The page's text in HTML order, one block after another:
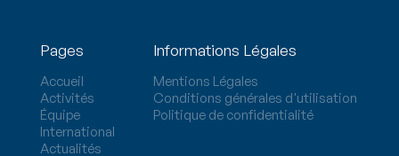
Pages
Accueil
Activités
Équipe
International
Actualités
Informations Légales
Mentions Légales
Conditions générales d'utilisation
Politique de confidentialité